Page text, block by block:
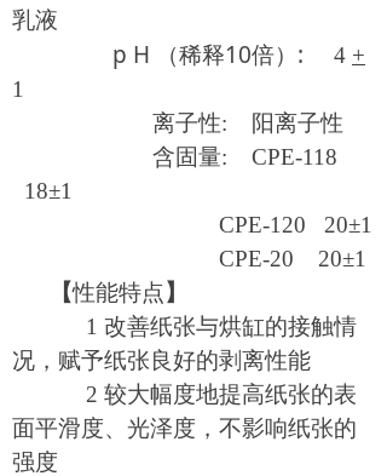
乳液
p H （稀释10倍） : 4 +
1
离子性: 阳离子性
含固量: CPE-118
18±1
CPE-120 20±1
CPE-20 20±1
【性能特点 】
1 改善纸张与烘缸的接触情
况，赋予纸张良好的剥离性能
2 较大幅度地提高纸张的表
面平滑度、光泽度，不影响纸张的
强度